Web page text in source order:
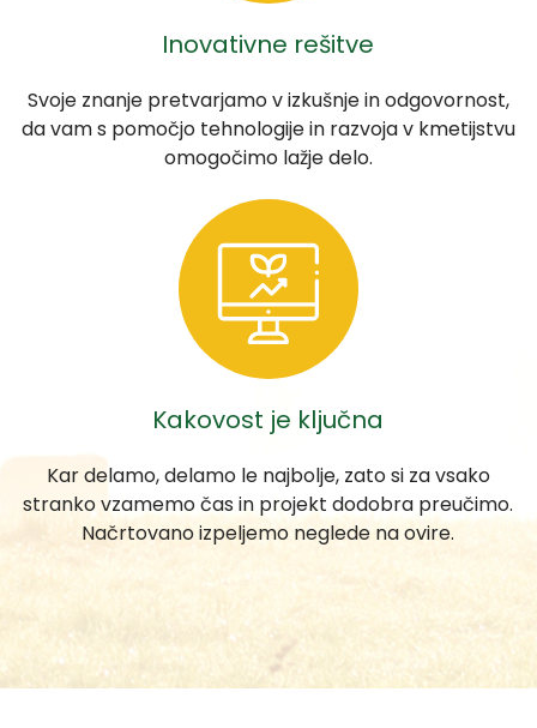
Inovativne rešitve
Svoje znanje pretvarjamo v izkušnje in odgovornost,
da vam s pomočjo tehnologije in razvoja v kmetijstvu
omogočimo lažje delo.
Kakovost je ključna
Kar delamo, delamo le najbolje, zato si za vsako
stranko vzamemo čas in projekt dodobra preučimo.
Načrtovano izpeljemo neglede na ovire.